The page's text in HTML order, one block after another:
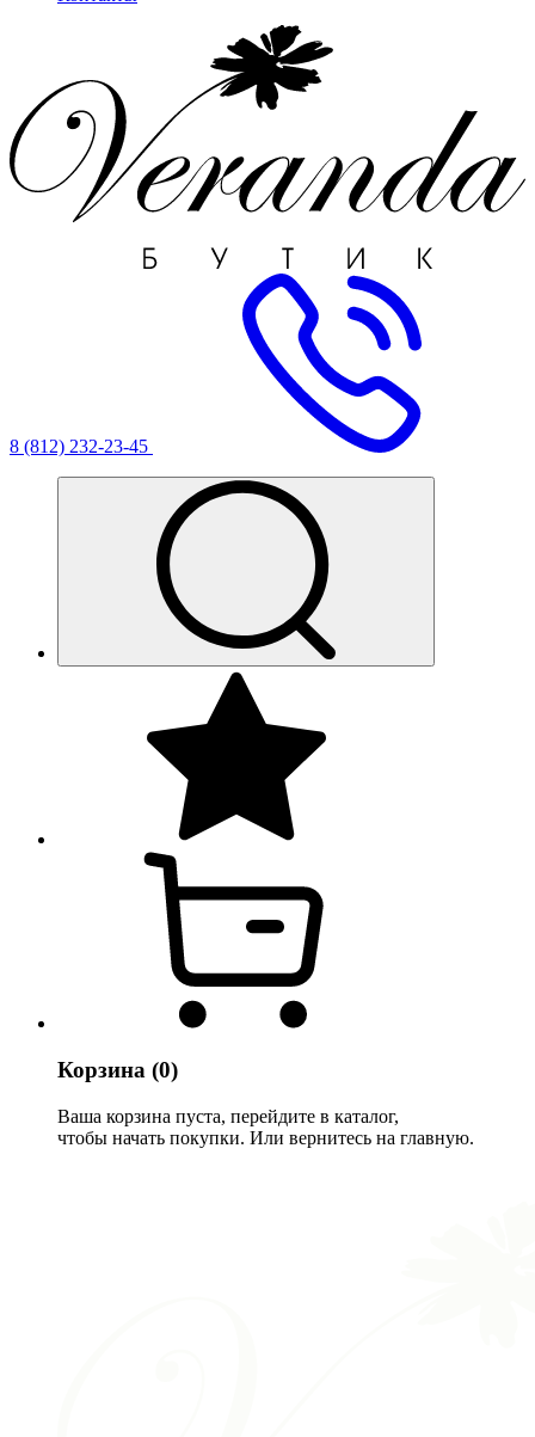
8 (812) 232-23-45
Корзина (0)
Ваша корзина пуста, перейдите в каталог,
чтобы начать покупки. Или вернитесь на главную.